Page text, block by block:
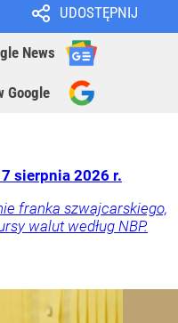
UDOSTĘPNIJ
News
Google
sierpnia 2026 r.
franka szwajcarskiego,
walut według NBP.